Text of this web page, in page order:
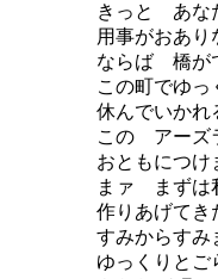
きっと あな
用事がおあり
ならば 橋が
この町でゆっ
休んでいか
この アーズ
おともにつ
まァ まずは
作りあげて
すみからすみ
ゆっくりと